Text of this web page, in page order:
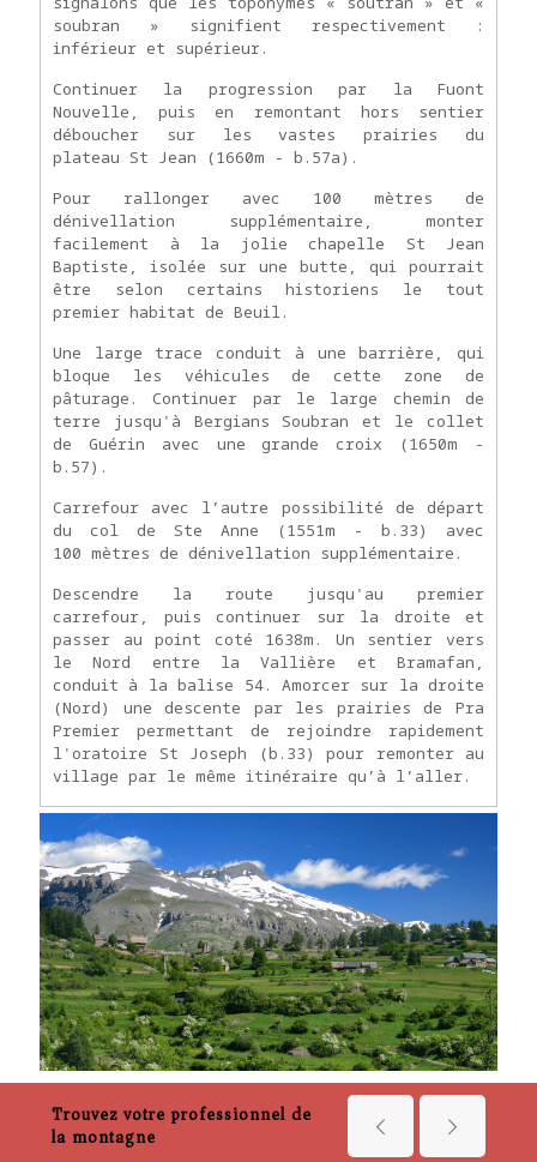
soubran » signifient respectivement :
inférieur et supérieur.
Continuer la progression par la Fuont
Nouvelle, puis en remontant hors sentier
déboucher sur les vastes prairies du
plateau St Jean (1660m - b.57a).
Pour rallonger avec 100 mètres de
dénivellation supplémentaire, monter
facilement à la jolie chapelle St Jean
Baptiste, isolée sur une butte, qui pourrait
être selon certains historiens le tout
premier habitat de Beuil.
Une large trace conduit à une barrière, qui
bloque les véhicules de cette zone de
pâturage. Continuer par le large chemin de
terre jusqu'à Bergians Soubran et le collet
de Guérin avec une grande croix (1650m -
b.57).
Carrefour avec l’autre possibilité de départ
du col de Ste Anne (1551m - b.33) avec
100 mètres de dénivellation supplémentaire.
Descendre la route jusqu'au premier
carrefour, puis continuer sur la droite et
passer au point coté 1638m. Un sentier vers
le Nord entre la Vallière et Bramafan,
conduit à la balise 54. Amorcer sur la droite
(Nord) une descente par les prairies de Pra
Premier permettant de rejoindre rapidement
l'oratoire St Joseph (b.33) pour remonter au
village par le même itinéraire qu’à l’aller.
Trouvez votre professionnel de
la montagne